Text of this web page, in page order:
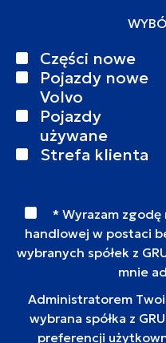
Części nowe
Pojazdy nowe
Volvo
Pojazdy
używane
Strefa klienta
* Wyrazam
handlowej w postaci
wybranych spółek z
mnie
Administratorem
wybrana spółka z
preferencji